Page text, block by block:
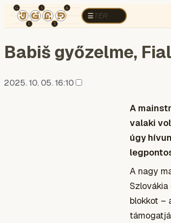
☰TÉR
TÉRELEMZÉS
Babiš győzelme,
2025. 10. 05. 16:10
A
valaki
úgy
A nagy
Szlovákia
blokkot –